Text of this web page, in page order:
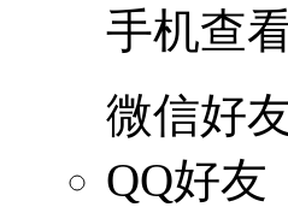
手机查
微信好
QQ好友